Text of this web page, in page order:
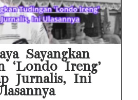
Sayangkan
‘Londo Ireng’
Jurnalis, Ini